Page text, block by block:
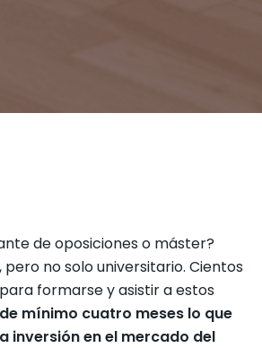
de oposiciones o máster?
no solo universitario. Cientos
formarse y asistir a estos
mínimo cuatro meses lo que
inversión en el mercado del